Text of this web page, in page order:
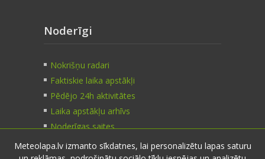
Noderīgi
Nokrišņu radari
Faktiskie laika apstākļi
Pēdējo 24h aktivitātes
Laika apstākļu arhīvs
Noderīgas saites
Meteolapa.lv izmanto sīkdatnes, lai personalizētu lapas saturu